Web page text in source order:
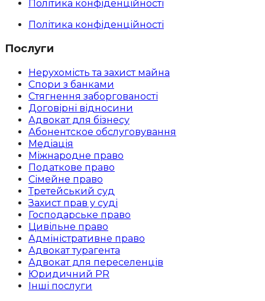
Політика конфіденційності
Політика конфіденційності
Послуги
Нерухомість та захист майна
Спори з банками
Стягнення заборгованості
Договірні відносини
Адвокат для бізнесу
Абoнентское обслуговування
Медіація
Міжнародне право
Податкове право
Сімейне право
Третейський суд
Захист прав у суді
Господарське право
Цивільне право
Адміністративне право
Адвокат турагента
Адвокат для переселенців
Юридичний PR
Інші послуги